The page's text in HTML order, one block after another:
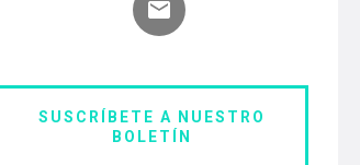
SUSCRÍBETE A NUESTRO
BOLETÍN